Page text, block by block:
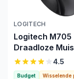
LOGITECH
Logitech M705
Draadloze
jaar batterij,
ergonomisch
4.5
Budget Wisselende